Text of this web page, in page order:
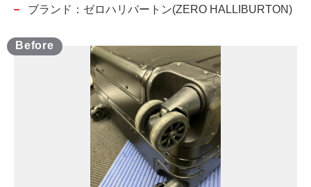
ブランド：ゼロハリバートン(ZERO HALLIBURTON)